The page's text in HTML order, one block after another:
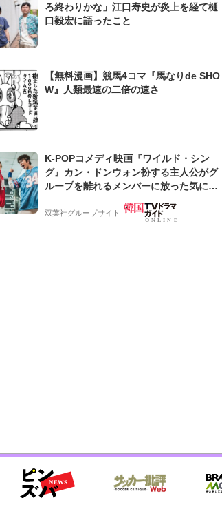
ろ終わりかな」江口寿史が炎上を経て樋
口毅宏に語ったこと
【無料漫画】競馬4コマ『馬なりde SHO
W』人類最速の二倍の速さ
K-POPコメディ映画『ワイルド・シン
グ』カン・ドンウォン扮する主人公がグ
ループを離れるメンバーに放った気にな
双葉社グループサイト